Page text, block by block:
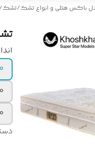
باکس هتلی و انواع تشک/تشک/